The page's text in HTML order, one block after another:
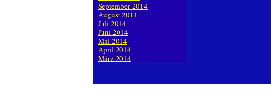
September 2014
August 2014
Juli 2014
Juni 2014
Mai 2014
April 2014
März 2014